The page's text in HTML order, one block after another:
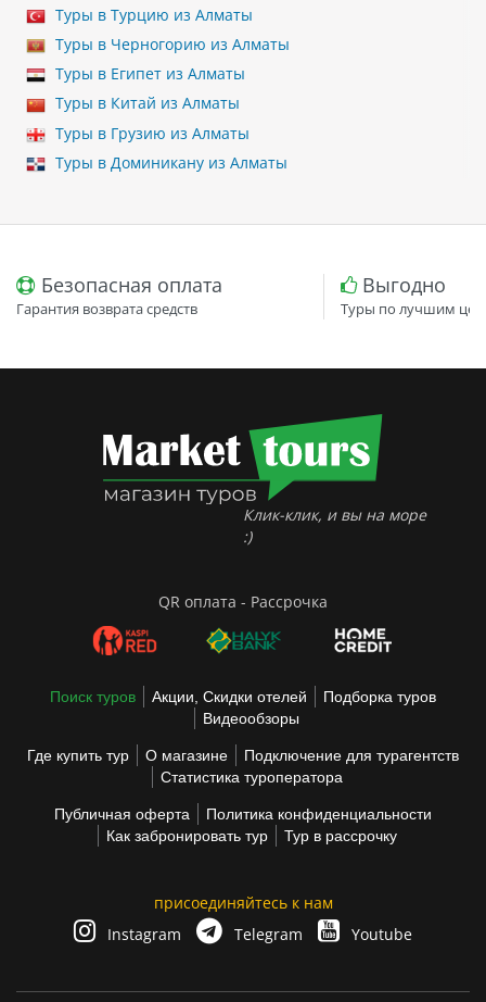
Туры в Турцию из Алматы
Туры в Черногорию из Алматы
Туры в Египет из Алматы
Туры в Китай из Алматы
Туры в Грузию из Алматы
Туры в Доминикану из Алматы
Безопасная оплата
Гарантия возврата средств
Выгодно
Туры по лучшим
Клик-клик, и вы на море
:)
QR оплата - Рассрочка
Поиск туров Акции, Скидки отелей
Подборка туров
Видеообзоры
Где купить тур О магазине
Подключение для турагентств
Статистика туроператора
Публичная оферта
Политика конфиденциальности
Как забронировать тур
Тур в рассрочку
присоединяйтесь к нам
Instagram
Telegram Youtube